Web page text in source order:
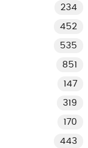
234
452
535
851
147
319
170
443